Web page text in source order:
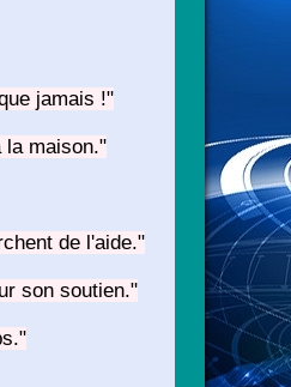
jamais !"
la maison."
de l'aide."
son soutien."